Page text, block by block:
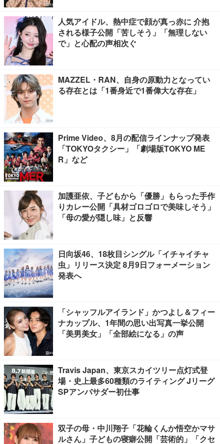
人気アイドル、熱中症で顔が真っ赤に 介抱
される様子公開「苦しそう」「無理しない
で」と心配の声相次ぐ
MAZZEL・RAN、自身の原動力となってい
る存在とは「1番身近で1番偉大な存在」
Prime Video、8月の配信ラインナップ発表
「TOKYOタクシー」「劇場版TOKYO ME
R」など
加護亜依、子どもから「優勝」もらった手作
りカレー公開「具材ゴロゴロで美味しそう」
「母の愛が隠し味」と反響
日向坂46、18枚目シングル「イチャイチャ
虫」リリース決定 8月9日フォーメーション
発表へ
「シャッフルアイランド」かつよし＆フィー
ナカップル、1年間の思い出写真一挙公開
「美男美女」「全部絵になる」の声
Travis Japan、東京スカイツリー点灯式登
場・史上最多60種類のライティング Jリーグ
SPアンバサダー初仕事
双子の母・中川翔子「花輪くんか悟空かマサ
ルさん」子どもの寝癖公開「芸術的」「クセ